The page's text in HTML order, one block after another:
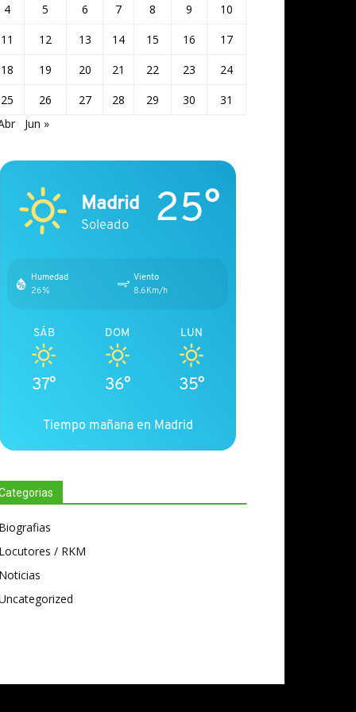
4
5 6 7 8 9
10
11
12 13 14 15 16
17
18
19 20 21 22 23
24
25
26 27 28 29 30
31
Jun »
Madrid
Soleado 25°
Humedad
26%
Viento
8.6Km/h
SÁB
37°
DOM
36°
LUN
35°
Tiempo mañana en Madrid
Biografias
Locutores / RKM
Noticias